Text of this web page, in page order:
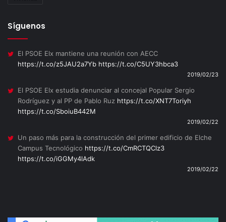
Síguenos
El PSOE Elx mantiene una reunión con AECC
https://t.co/z5JAU2a7Yb https://t.co/C5UY3hbca3
2019/02/23
El PSOE Elx estudia denunciar al concejal Popular Sergio
Rodríguez y al PP de Pablo Ruz https://t.co/XNT7Toriyh
https://t.co/SboiuB442M
2019/02/22
Un paso más para la construcción del primer edificio de Elche
Campus Tecnológico https://t.co/CmRCTQClz3
https://t.co/iGGMy4lAdk
2019/02/22